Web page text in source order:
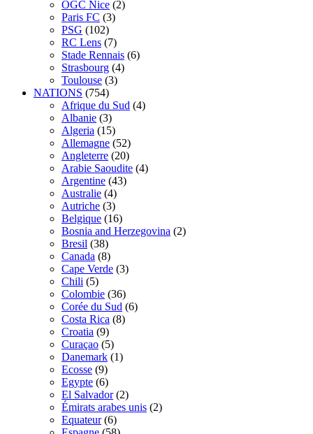
OGC Nice (2)
Paris FC (3)
PSG (102)
RC Lens (7)
Stade Rennais (6)
Strasbourg (4)
Toulouse (3)
NATIONS (754)
Afrique du Sud (4)
Albanie (3)
Algeria (15)
Allemagne (52)
Angleterre (20)
Arabie Saoudite (4)
Argentine (43)
Australie (4)
Autriche (3)
Belgique (16)
Bosnia and Herzegovina (2)
Bresil (38)
Canada (8)
Cape Verde (3)
Chili (5)
Colombie (36)
Corée du Sud (6)
Costa Rica (8)
Croatia (9)
Curaçao (5)
Danemark (1)
Ecosse (9)
Egypte (6)
El Salvador (2)
Émirats arabes unis (2)
Equateur (6)